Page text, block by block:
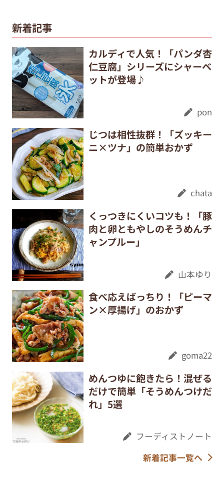
新着記事
カルディで人気！「パンダ杏
仁豆腐」シリーズにシャーベ
ットが登場♪
pon
じつは相性抜群！「ズッキー
ニ×ツナ」の簡単おかず
chata
くっつきにくいコツも！「豚
肉と卵ともやしのそうめんチ
ャンプルー」
山本ゆり
食べ応えばっちり！「ピーマ
ン×厚揚げ」のおかず
goma22
めんつゆに飽きたら！混ぜる
だけで簡単「そうめんつけだ
れ」5選
フーディストノート
新着記事一覧へ